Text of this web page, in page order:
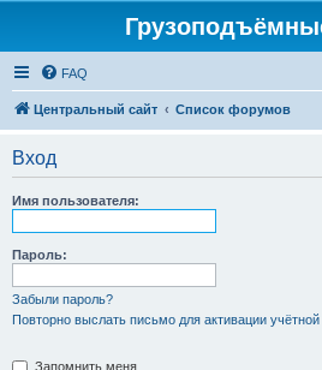
FAQ
Центральный сайт Список форумов
Вход
Имя пользователя:
Пароль:
Забыли пароль?
Повторно выслать письмо для активации учётной
Запомнить меня